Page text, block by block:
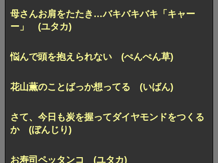
母さんお肩をたたき…バキバキバキ「キャー
ー」 (ユタカ)
悩んで頭を抱えられない (ぺんぺん草)
花山薫のことばっか想ってる (いばん)
さて、今日も炭を握ってダイヤモンドをつくる
か (ぼんじり)
お寿司ペッタンコ (ユタカ)